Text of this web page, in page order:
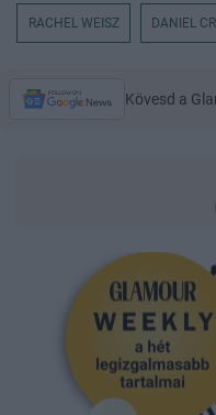
RACHEL WEISZ DANIEL
Kövesd a